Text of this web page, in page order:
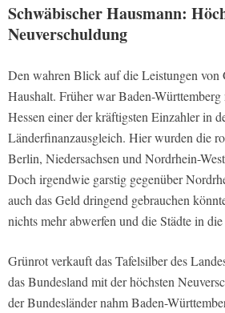
Schwäbischer Hausmann:
Neuverschuldung
Den wahren Blick auf die Leistungen von
Haushalt. Früher war Baden-Württemberg
Hessen einer der kräftigsten Einzahler in
Länderfinanzausgleich. Hier wurden die
Berlin, Niedersachsen und Nordrhein-
Doch irgendwie garstig gegenüber
auch das Geld dringend gebrauchen
nichts mehr abwerfen und die Städte in
Grünrot verkauft das Tafelsilber des
das Bundesland mit der höchsten
der Bundesländer nahm Baden-